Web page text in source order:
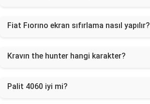
Fiat Fıorıno ekran sıfırlama nasıl yapılır?
Kravın the hunter hangi karakter?
Palit 4060 iyi mi?